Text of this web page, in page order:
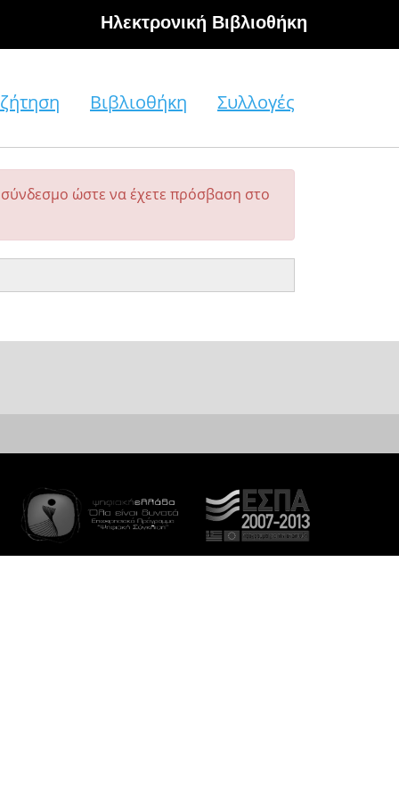
Hλεκτρονική Βιβλιοθήκη
Βιβλιοθήκη Συλλογές
ώστε να έχετε πρόσβαση στο